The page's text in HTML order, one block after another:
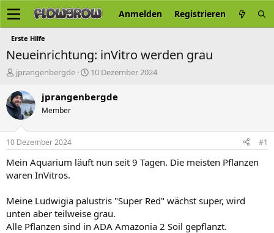
Anmelden Registrieren
Erste Hilfe
Neueinrichtung: inVitro werden grau
E
s
t
e
e
r
jprangenbergde
E
s
t
a
10 Dezember 2024
jprangenbergde
Member
10 Dezember 2024 #1
Mein Aquarium läuft nun seit 9 Tagen. Die meisten Pflanzen
waren InVitros.
Meine Ludwigia palustris "Super Red" wächst super, wird
unten aber teilweise grau.
Alle Pflanzen sind in ADA Amazonia 2 Soil gepflanzt.